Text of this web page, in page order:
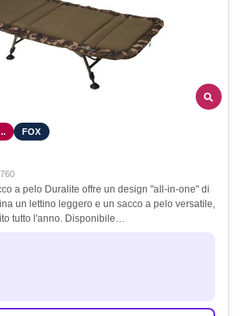
FOX
a pelo Duralite offre un design "all-in-one" di
un lettino leggero e un sacco a pelo versatile,
tutto l'anno. Disponibile…